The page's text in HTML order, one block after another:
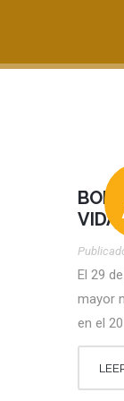
VIDA
El 29
mayor
en el